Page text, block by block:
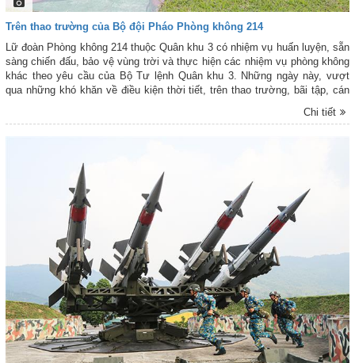
Trên thao trường của Bộ đội Pháo Phòng không 214
Lữ đoàn Phòng không 214 thuộc Quân khu 3 có nhiệm vụ huấn luyện, sẵn
sàng chiến đấu, bảo vệ vùng trời và thực hiện các nhiệm vụ phòng không
khác theo yêu cầu của Bộ Tư lệnh Quân khu 3. Những ngày này, vượt
qua những khó khăn về điều kiện thời tiết, trên thao trường, bãi tập, cán
bộ, chiến sĩ Lữ đoàn Phòng không 214 đang ra sức thi đua "huấn luyện
giỏi, rèn luyện nghiêm, sẵn sàng chiến đấu cao", quyết tâm hoàn thành
1945 / 31-10-2025). Đây là một số hình ảnh huấn luyện, sẵn sàng chiến
đấu và học tập, công tác của cán bộ, chiến sĩ Tiểu đoàn 3, Lữ đoàn
Phòng không 214 do Phóng viên Báo Phòng không - Không quân điện tử
ghi lại. Trân trọng giới thiệu cùng bạn đọc!
Chi tiết